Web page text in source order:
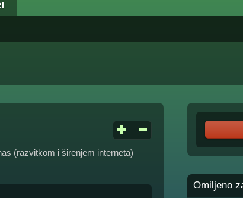
(razvitkom i širenjem interneta)
Omiljeno